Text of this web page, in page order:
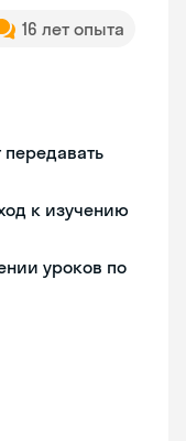
16 лет опыта
к изучению
уроков по